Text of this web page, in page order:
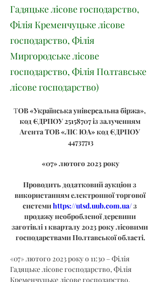
Гадяцьке лісове господарство,
Філія Кременчуцьке лісове
господарство, Філія
Миргородське лісове
господарство, Філія Полтавське
лісове господарство)
ТОВ «Українська універсальна біржа»,
код ЄДРПОУ 25158707 із залученням
Агента ТОВ «ЛІС ЮА» код ЄДРПОУ
44737713
«07» лютого 2023 року
Проводить додатковий аукціон з
використанням електронної торгової
системи https://utsd.uub.com.ua/ з
продажу необробленої деревини
заготівлі 1 кварталу 2023 року лісовими
господарствами Полтавської області.
«07» лютого 2023 року о 11:30 – Філія
Гадяцьке лісове господарство, Філія
Кременчуцьке лісове господарство,